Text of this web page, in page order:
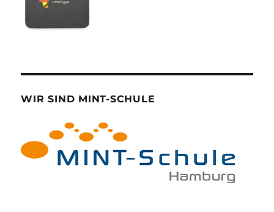
WIR SIND MINT-SCHULE